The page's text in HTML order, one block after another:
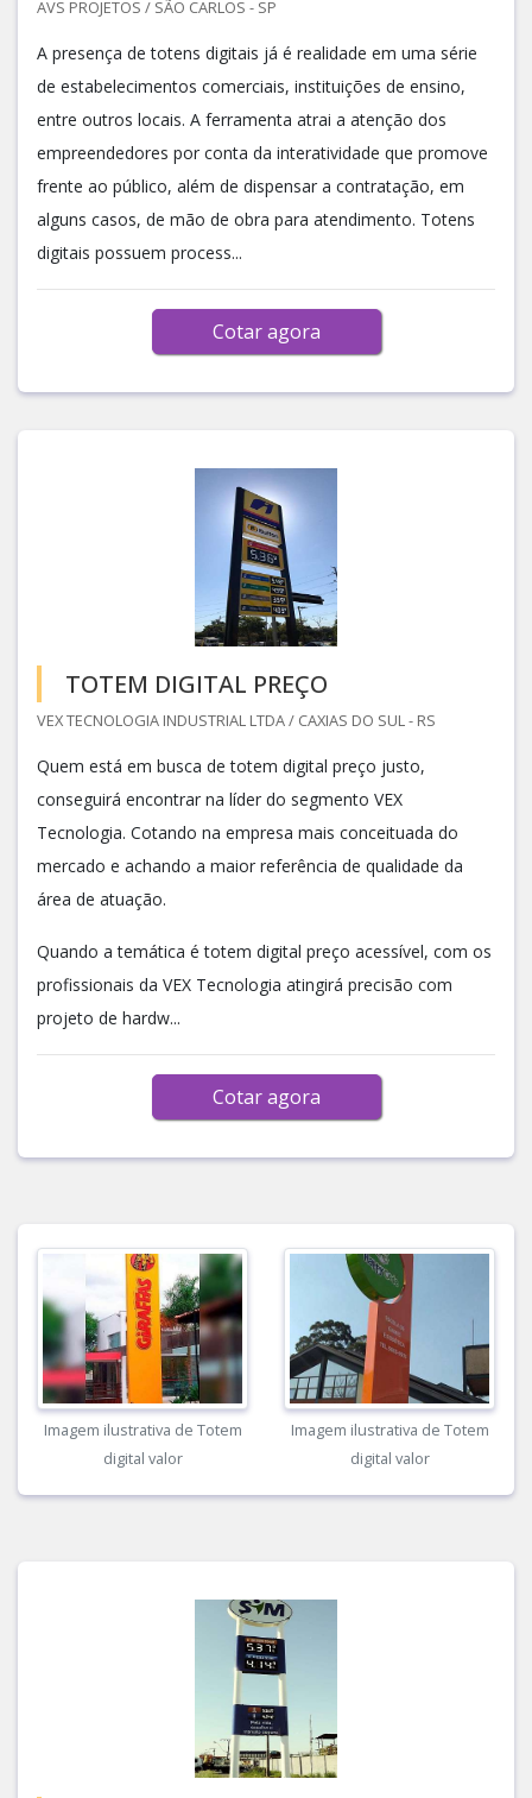
AVS PROJETOS / SÃO CARLOS - SP
A presença de totens digitais já é realidade em uma série
de estabelecimentos comerciais, instituições de ensino,
entre outros locais. A ferramenta atrai a atenção dos
empreendedores por conta da interatividade que promove
frente ao público, além de dispensar a contratação, em
alguns casos, de mão de obra para atendimento. Totens
digitais possuem process...
Cotar agora
TOTEM DIGITAL PREÇO
VEX TECNOLOGIA INDUSTRIAL LTDA / CAXIAS DO SUL - RS
Quem está em busca de totem digital preço justo,
conseguirá encontrar na líder do segmento VEX
Tecnologia. Cotando na empresa mais conceituada do
mercado e achando a maior referência de qualidade da
área de atuação.
Quando a temática é totem digital preço acessível, com os
profissionais da VEX Tecnologia atingirá precisão com
projeto de hardw...
Cotar agora
Imagem ilustrativa de Totem
digital valor
Imagem ilustrativa de Totem
digital valor